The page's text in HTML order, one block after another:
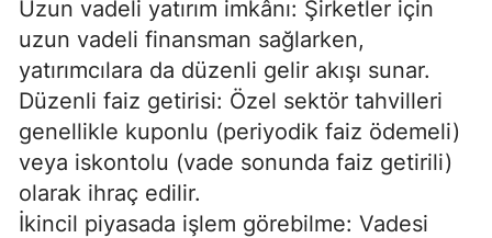
Uzun vadeli yatırım imkânı: Şirketler için
uzun vadeli finansman sağlarken,
yatırımcılara da düzenli gelir akışı sunar.
Düzenli faiz getirisi: Özel sektör tahvilleri
genellikle kuponlu (periyodik faiz ödemeli)
veya iskontolu (vade sonunda faiz getirili)
olarak ihraç edilir.
İkincil piyasada işlem görebilme: Vadesi